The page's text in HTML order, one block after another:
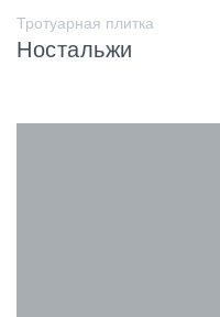
Тротуарная плитка
Ностальжи